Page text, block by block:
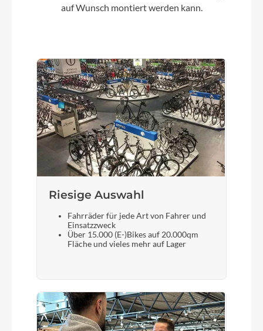
auf Wunsch montiert werden kann.
Riesige Auswahl
Fahrräder für jede Art von Fahrer und
Einsatzzweck
Über 15.000 (E-)Bikes auf 20.000qm
Fläche und vieles mehr auf Lager